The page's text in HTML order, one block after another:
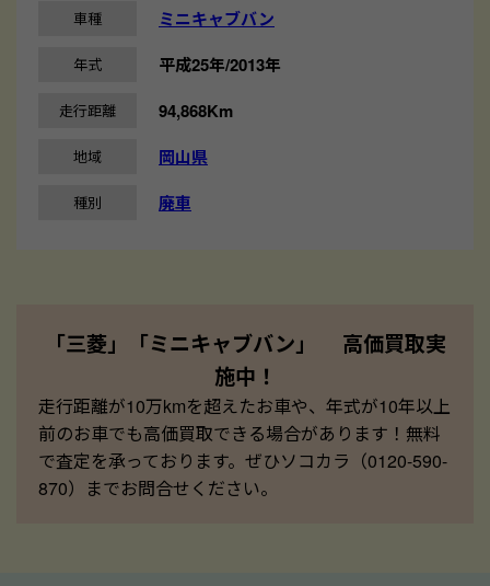
車種 ミニキャブバン
年式 平成25年/2013年
走行距離 94,868Km
地域 岡山県
種別 廃車
「三菱」「ミニキャブバン」 高価買取実
施中！
走行距離が10万kmを超えたお車や、年式が10年以上
前のお車でも高価買取できる場合があります！無料
で査定を承っております。ぜひソコカラ（0120-590-
870）までお問合せください。